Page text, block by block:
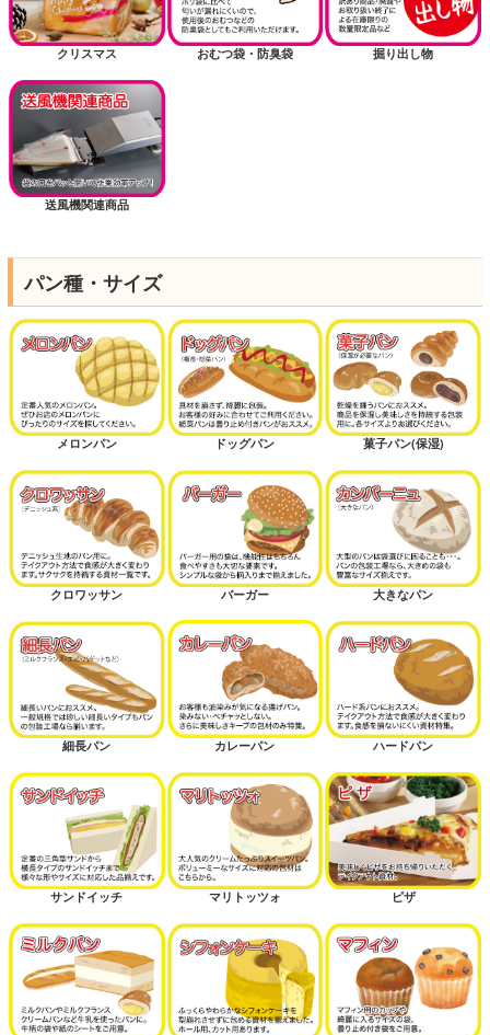
クリスマス おむつ袋・防臭袋 掘り出し物
送風機関連商品
パン種・サイズ
メロンパン ドッグパン 菓子パン(保湿)
クロワッサン バーガー 大きなパン
細長パン カレーパン ハードパン
サンドイッチ マリトッツォ ピザ